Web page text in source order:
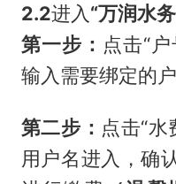
2.2进入“万润水
第一步： 点击“
输入需要绑定的
第二步： 点击“
用户名进入，确